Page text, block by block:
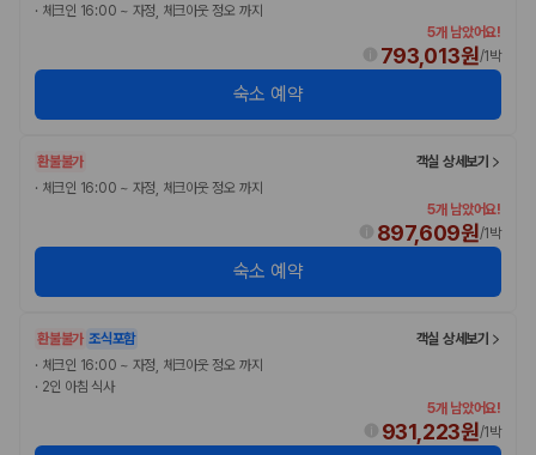
· 체크인 16:00 ~ 자정, 체크아웃 정오 까지
5개 남았어요!
793,013원/1박
숙소 예약
환불불가
객실 상세보기
· 체크인 16:00 ~ 자정, 체크아웃 정오 까지
5개 남았어요!
897,609원/1박
숙소 예약
환불불가 조식포함
객실 상세보기
· 체크인 16:00 ~ 자정, 체크아웃 정오 까지
· 2인 아침 식사
5개 남았어요!
931,223원/1박